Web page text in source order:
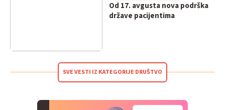
Od 17. avgusta nova podrška
države pacijentima
SVE VESTI IZ KATEGORIJE DRUŠTVO